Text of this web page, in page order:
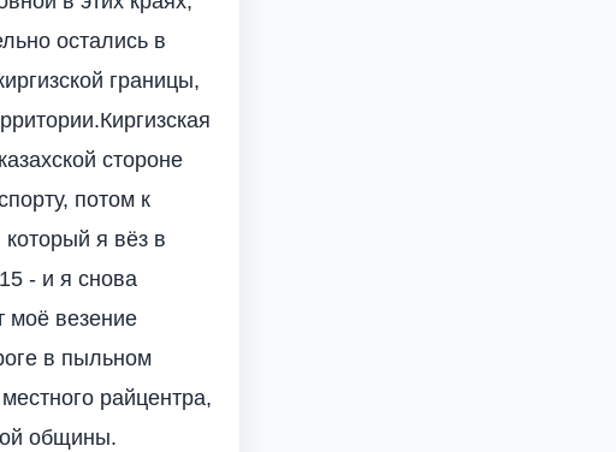
остались в
границы,
стороне
потом к
я вёз в
- и я снова
моё везение
в пыльном
райцентра,
общины.